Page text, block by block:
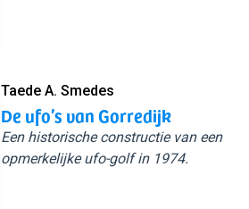
Taede A. Smedes
De ufo’s van Gorredijk
Een historische constructie van een
opmerkelijke ufo-golf in 1974.